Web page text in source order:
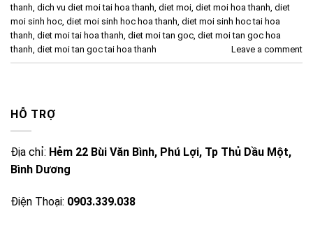
thanh, dich vu diet moi tai hoa thanh, diet moi, diet moi hoa thanh, diet
moi sinh hoc, diet moi sinh hoc hoa thanh, diet moi sinh hoc tai hoa
thanh, diet moi tai hoa thanh, diet moi tan goc, diet moi tan goc hoa
thanh, diet moi tan goc tai hoa thanh Leave a comment
HỖ TRỢ
Địa chỉ: Hẻm 22 Bùi Văn Bình, Phú Lợi, Tp Thủ Dầu Một,
Bình Dương
Điện Thoại: 0903.339.038